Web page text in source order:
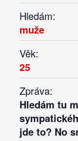
Hledám:
muže
Věk:
25
Zpráva:
Hledám tu
jde to? No